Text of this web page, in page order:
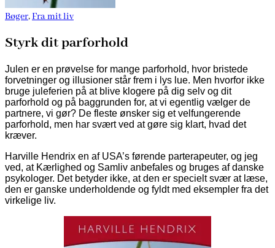
Bøger,Fra mit liv
Styrk dit parforhold
Julen er en prøvelse for mange parforhold, hvor bristede
forvetninger og illusioner står frem i lys lue. Men hvorfor ikke
bruge juleferien på at blive klogere på dig selv og dit
parforhold og på baggrunden for, at vi egentlig vælger de
partnere, vi gør? De fleste ønsker sig et velfungerende
parforhold, men har svært ved at gøre sig klart, hvad det
kræver.
Harville Hendrix en af USA’s førende parterapeuter, og jeg
ved, at Kærlighed og Samliv anbefales og bruges af danske
psykologer. Det betyder ikke, at den er specielt svær at læse,
den er ganske underholdende og fyldt med eksempler fra det
virkelige liv.